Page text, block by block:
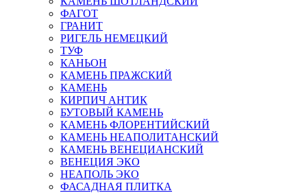
ФАГОТ
ГРАНИТ
РИГЕЛЬ НЕМЕЦКИЙ
ТУФ
КАНЬОН
КАМЕНЬ ПРАЖСКИЙ
КАМЕНЬ
КИРПИЧ АНТИК
БУТОВЫЙ КАМЕНЬ
КАМЕНЬ ФЛОРЕНТИЙСКИЙ
КАМЕНЬ НЕАПОЛИТАНСКИЙ
КАМЕНЬ ВЕНЕЦИАНСКИЙ
ВЕНЕЦИЯ ЭКО
НЕАПОЛЬ ЭКО
ФАСАДНАЯ ПЛИТКА